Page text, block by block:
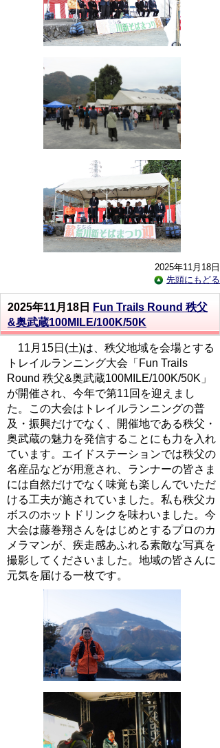
2025年11月18日
先頭にもどる
2025年11月18日
Fun Trails Round 秩父
&奥武蔵100MILE/100K/50K
11月15日(土)は、秩父地域を会場とする
トレイルランニング大会「Fun Trails
Round 秩父&奥武蔵100MILE/100K/50K」
が開催され、今年で第11回を迎えまし
た。この大会はトレイルランニングの普
及・振興だけでなく、開催地である秩父・
奥武蔵の魅力を発信することにも力を入れ
ています。エイドステーションでは秩父の
名産品などが用意され、ランナーの皆さま
には自然だけでなく味覚も楽しんでいただ
ける工夫が施されていました。私も秩父カ
ボスのホットドリンクを味わいました。今
大会は藤巻翔さんをはじめとするプロのカ
メラマンが、疾走感あふれる素敵な写真を
撮影してくださいました。地域の皆さんに
元気を届ける一枚です。